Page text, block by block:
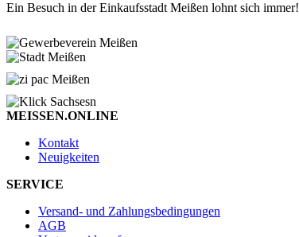
Ein Besuch in der Einkaufsstadt Meißen lohnt sich immer!
MEISSEN.ONLINE
Kontakt
Neuigkeiten
SERVICE
Versand- und Zahlungsbedingungen
AGB